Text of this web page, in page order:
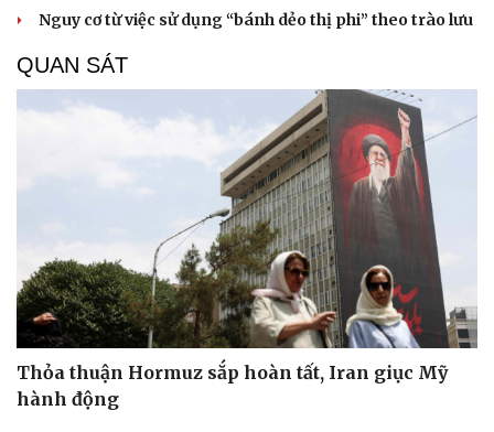
Nguy cơ từ việc sử dụng “bánh dẻo thị phi” theo trào lưu
QUAN SÁT
Thỏa thuận Hormuz sắp hoàn tất, Iran giục Mỹ
hành động